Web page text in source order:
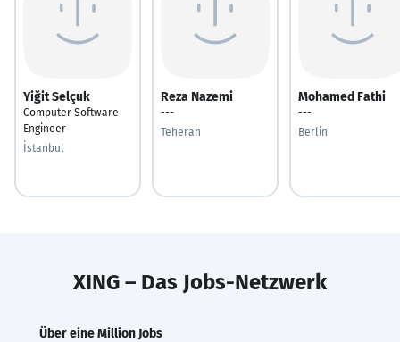
Yiğit Selçuk
Computer Software
Engineer
İstanbul
Reza Nazemi
---
Teheran
Mohamed Fathi
---
Berlin
XING – Das Jobs-Netzwerk
Über eine Million Jobs